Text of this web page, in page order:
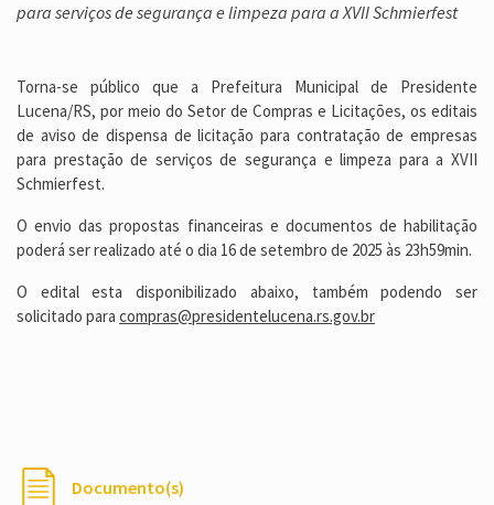
para serviços de segurança e limpeza para a XVII Schmierfest
Torna-se público que a Prefeitura Municipal de Presidente
Lucena/RS, por meio do Setor de Compras e Licitações, os editais
de aviso de dispensa de licitação para contratação de empresas
para prestação de serviços de segurança e limpeza para a XVII
Schmierfest.
O envio das propostas financeiras e documentos de habilitação
poderá ser realizado até o dia 16 de setembro de 2025 às 23h59min.
O edital esta disponibilizado abaixo, também podendo ser
solicitado para compras@presidentelucena.rs.gov.br
Documento(s)